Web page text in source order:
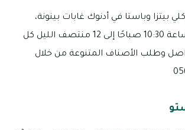
بيتزا وباستا في أدنوك غابات بينونة،
ويفتح بدءًا من الساعة 10:30 صباحًا إلى 12 منتصف الليل كل
وطلب الأصناف المتنوعة من خلال